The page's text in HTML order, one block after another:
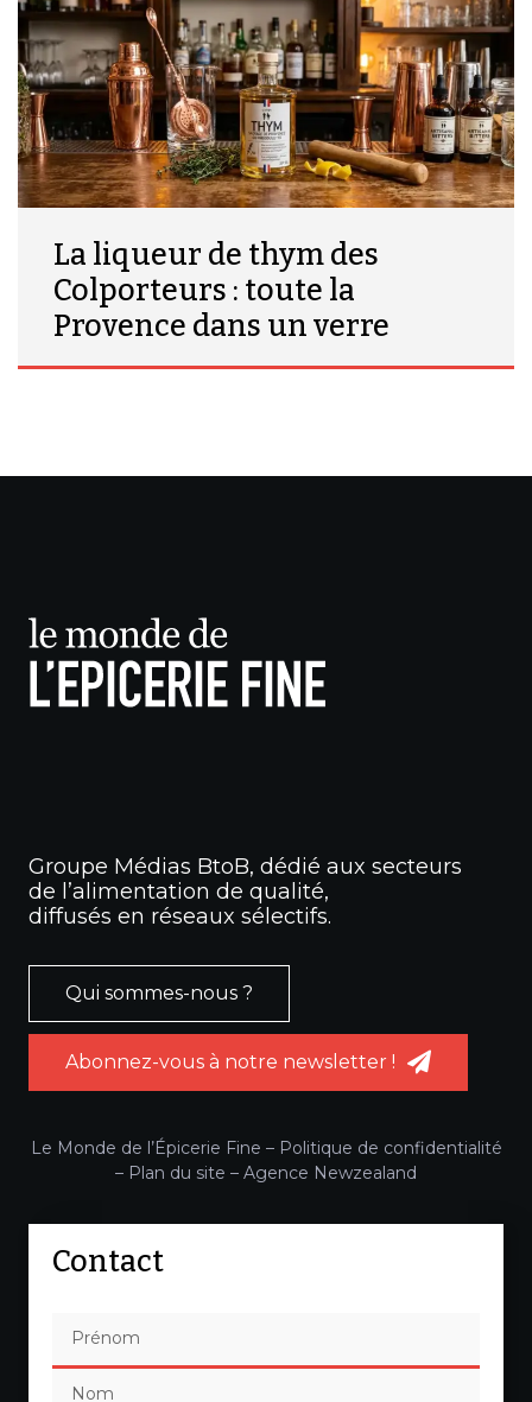
La liqueur de thym des
Colporteurs : toute la
Provence dans un verre
Groupe Médias BtoB, dédié aux secteurs
de l’alimentation de qualité,
diffusés en réseaux sélectifs.
Qui sommes-nous ?
Abonnez-vous à notre newsletter !
Le Monde de l’Épicerie Fine – Politique de confidentialité
– Plan du site – Agence Newzealand
Contact